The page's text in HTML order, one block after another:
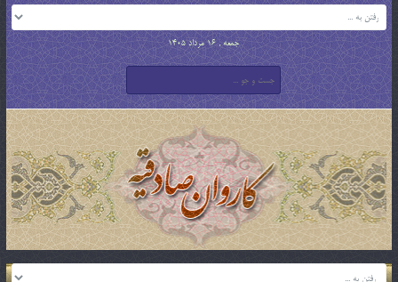
جمعه , 16 مرداد 1405